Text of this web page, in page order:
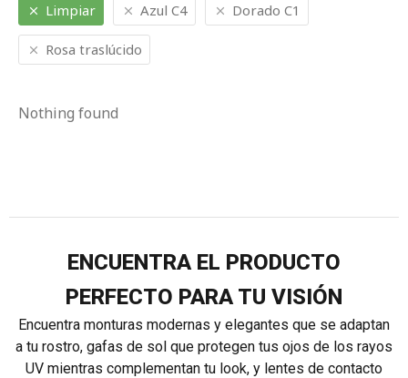
Limpiar Azul C4 Dorado C1
Rosa traslúcido
Nothing found
ENCUENTRA EL PRODUCTO
PERFECTO PARA TU VISIÓN
Encuentra monturas modernas y elegantes que se adaptan
a tu rostro, gafas de sol que protegen tus ojos de los rayos
UV mientras complementan tu look, y lentes de contacto